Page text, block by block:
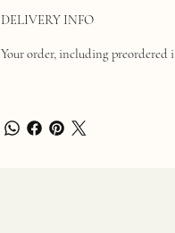
DELIVERY INFO
Your order, including preordered